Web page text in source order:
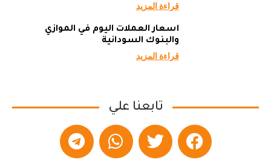
قراءة المزيد
أسعار العملات اليوم في الموازي
والبنوك السودانية
قراءة المزيد
تابعنا علي